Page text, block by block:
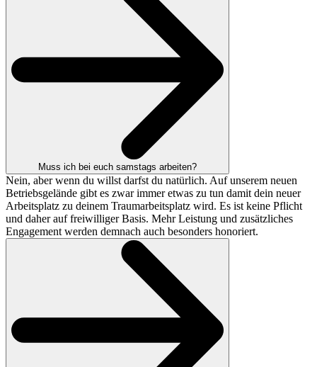
Muss ich bei euch samstags arbeiten?
Nein, aber wenn du willst darfst du natürlich. Auf unserem neuen
Betriebsgelände gibt es zwar immer etwas zu tun damit dein neuer
Arbeitsplatz zu deinem Traumarbeitsplatz wird. Es ist keine Pflicht
und daher auf freiwilliger Basis. Mehr Leistung und zusätzliches
Engagement werden demnach auch besonders honoriert.